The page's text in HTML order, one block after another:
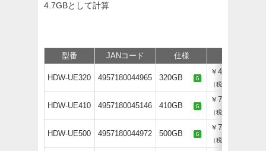
4.7GBとして計算
型番 JANコード 仕様
HDW-UE320 4957180044965 320GB
￥43,780
（税抜￥39,800）
HDW-UE410 4957180045146 410GB
￥70,400
（税抜￥64,000）
HDW-UE500 4957180044972 500GB
￥71,500
（税抜￥65,000）